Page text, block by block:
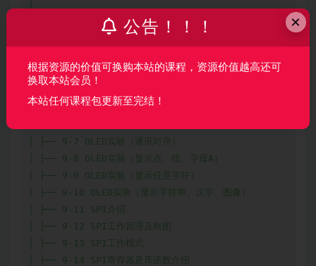
│
├── 第9章 实战项目8-智能门禁系统
│ ├── 9-3 OLED屏幕介绍
│ ├── 9-5 OLED通讯时序及GDDRAM
│ ├── 9-7 OLED实验（通讯时序）
│ ├── 9-8 OLED实验（显示点、线、字母A）
│ ├── 9-9 OLED实验（显示任意字符）
│ ├── 9-10 OLED实验（显示字符串、汉字、图像）
│ ├── 9-11 SPI介绍
│ ├── 9-12 SPI工作原理及框图
│ ├── 9-13 SPI工作模式
│ ├── 9-14 SPI寄存器及库函数介绍
×
公告！！！
根据资源的价值可换购本站的课程，资源价值越高还可
换取本站会员！
本站任何课程包更新至完结！